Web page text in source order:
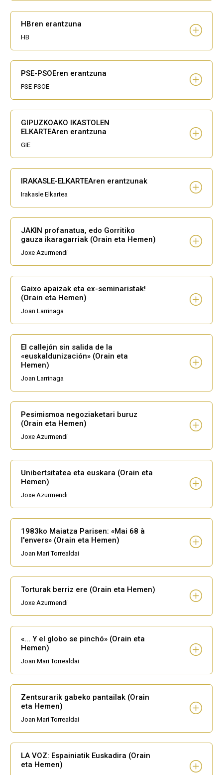
HBren erantzuna
HB
PSE-PSOEren erantzuna
PSE-PSOE
GIPUZKOAKO IKASTOLEN
ELKARTEAren erantzuna
GIE
IRAKASLE-ELKARTEAren erantzunak
Irakasle Elkartea
JAKIN profanatua, edo Gorritiko
gauza ikaragarriak (Orain eta Hemen)
Joxe Azurmendi
Gaixo apaizak eta ex-seminaristak!
(Orain eta Hemen)
Joan Larrinaga
El callejón sin salida de la
«euskaldunización» (Orain eta
Hemen)
Joan Larrinaga
Pesimismoa negoziaketari buruz
(Orain eta Hemen)
Joxe Azurmendi
Unibertsitatea eta euskara (Orain eta
Hemen)
Joxe Azurmendi
1983ko Maiatza Parisen: «Mai 68 à
l'envers» (Orain eta Hemen)
Joan Mari Torrealdai
Torturak berriz ere (Orain eta Hemen)
Joxe Azurmendi
«... Y el globo se pinchó» (Orain eta
Hemen)
Joan Mari Torrealdai
Zentsurarik gabeko pantailak (Orain
eta Hemen)
Joan Mari Torrealdai
LA VOZ: Espainiatik Euskadira (Orain
eta Hemen)